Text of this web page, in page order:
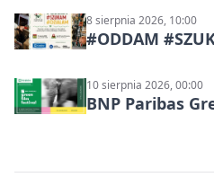
8 sierpnia 2026, 10:00
#ODDAM
10 sierpnia 2026, 00:00
BNP Paribas